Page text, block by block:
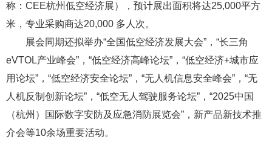
称：CEE杭州低空经济展），预计展出面积将达25,000平方
米，专业采购商达20,000 多人次。
展会同期还拟举办“全国低空经济发展大会”，“长三角
eVTOL产业峰会”，“低空经济高峰论坛”，“低空经济+城市应
用论坛”，“低空经济安全论坛”，“无人机信息安全峰会”，“无
人机反制创新论坛”，“低空无人驾驶服务论坛”，“2025中国
（杭州）国际数字安防及应急消防展览会”，新产品新技术推
介会等10余场重要活动。